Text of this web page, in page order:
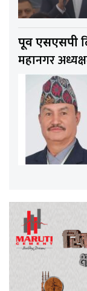
पूर्व एसएसपी
महानगर